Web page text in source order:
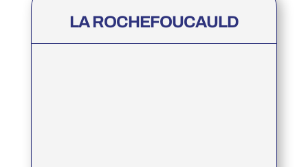
LA ROCHEFOUCAULD